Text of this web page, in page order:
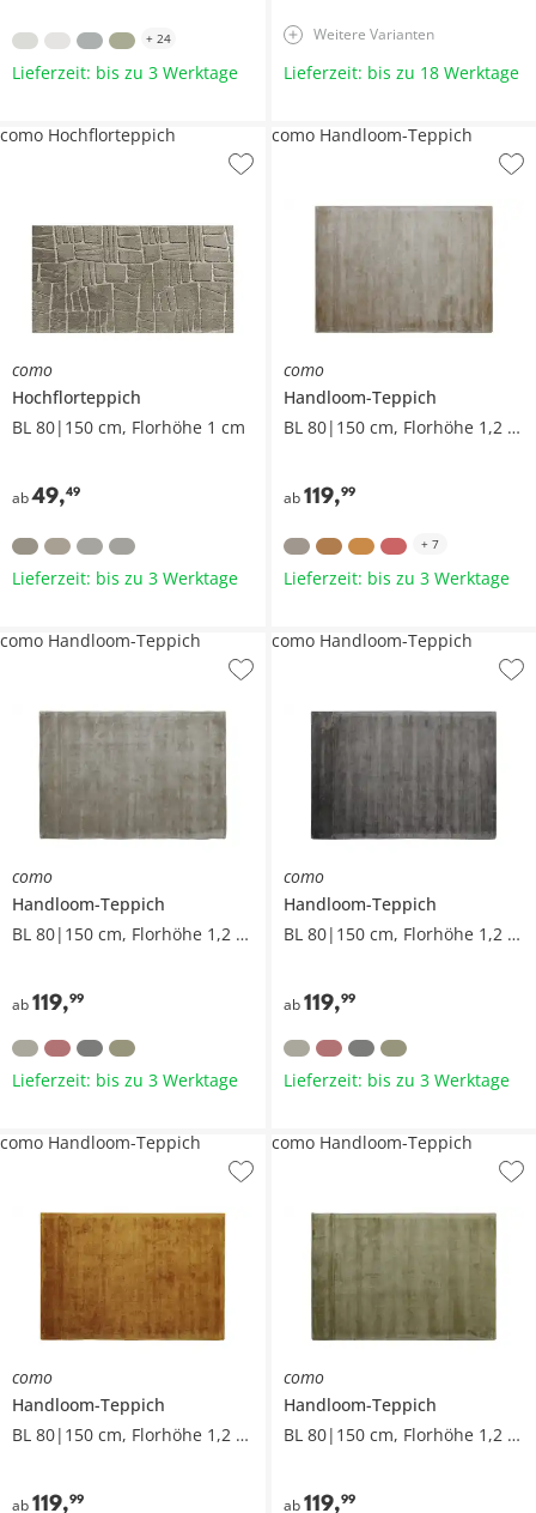
+ 24
Lieferzeit: bis zu 3 Werktage
Weitere Varianten
Lieferzeit: bis zu 18 Werktage
como
Hochflorteppich
BL 80|150 cm, Florhöhe 1 cm
ab49,49
como Hochflorteppich
Lieferzeit: bis zu 3 Werktage
como
Handloom-Teppich
BL 80|150 cm, Florhöhe 1,2 cm
ab 119,99
como Handloom-Teppich
+ 7
Lieferzeit: bis zu 3 Werktage
como
Handloom-Teppich
BL 80|150 cm, Florhöhe 1,2 cm
ab119,99
como Handloom-Teppich
Lieferzeit: bis zu 3 Werktage
como
Handloom-Teppich
BL 80|150 cm, Florhöhe 1,2 cm
ab 119,99
como Handloom-Teppich
Lieferzeit: bis zu 3 Werktage
como
Handloom-Teppich
BL 80|150 cm, Florhöhe 1,2 cm
ab119,99
como Handloom-Teppich
como
Handloom-Teppich
BL 80|150 cm, Florhöhe 1,2 cm
ab 119,99
como Handloom-Teppich